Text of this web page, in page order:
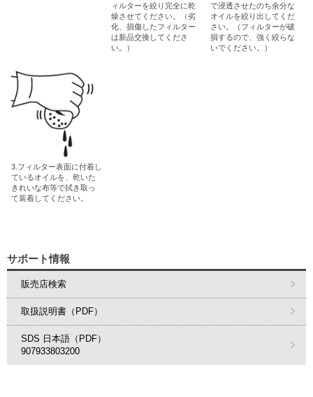
ィルターを絞り完全に乾
燥させてください。（劣
化、損傷したフィルター
は新品交換してくださ
い。）
で浸透させたのち余分な
オイルを絞り出してくだ
さい。（フィルターが破
損するので、強く絞らな
いでください。）
3.フィルター表面に付着し
ているオイルを、乾いた
きれいな布等で拭き取っ
て装着してください。
サポート情報
販売店検索
取扱説明書（PDF）
SDS 日本語（PDF）
907933803200